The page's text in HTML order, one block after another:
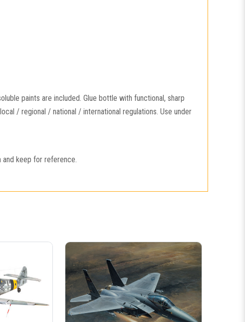
paints are included. Glue bottle with functional, sharp
/ regional / national / international regulations. Use under
and keep for reference.